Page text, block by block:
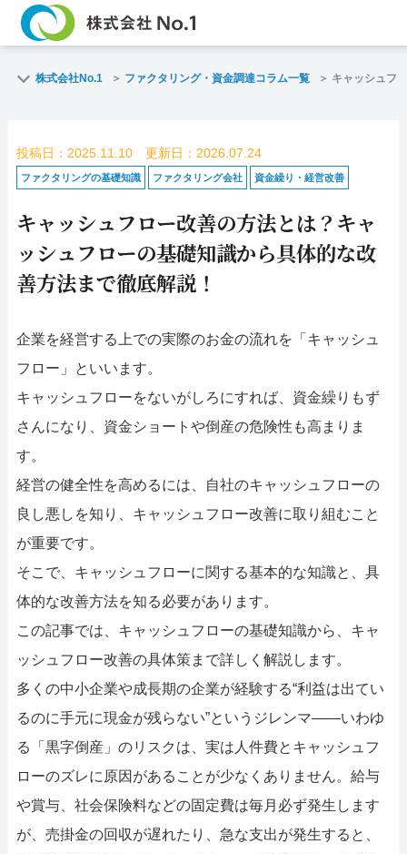
よくある質問 ファクタリン
企業情報 お問い合わせ
名古屋支店HP 福岡支店HP
お問合せ
査定依頼
052-414-4107
株式会社No.1 ファクタリング・資金調達コラム一覧 キャッシュフ
投稿日：2025.11.10 更新日：2026.07.24
ファクタリングの基礎知識 ファクタリング会社 資金繰り・経営改善
キャッシュフロー改善の方法とは？キャ
ッシュフローの基礎知識から具体的な改
善方法まで徹底解説！
企業を経営する上での実際のお金の流れを「キャッシュ
フロー」といいます。
キャッシュフローをないがしろにすれば、資金繰りもず
さんになり、資金ショートや倒産の危険性も高まりま
す。
経営の健全性を高めるには、自社のキャッシュフローの
良し悪しを知り、キャッシュフロー改善に取り組むこと
が重要です。
そこで、キャッシュフローに関する基本的な知識と、具
体的な改善方法を知る必要があります。
この記事では、キャッシュフローの基礎知識から、キャ
ッシュフロー改善の具体策まで詳しく解説します。
多くの中小企業や成長期の企業が経験する“利益は出てい
るのに手元に現金が残らない”というジレンマ――いわゆ
る「黒字倒産」のリスクは、実は人件費とキャッシュフ
ローのズレに原因があることが少なくありません。給与
や賞与、社会保険料などの固定費は毎月必ず発生します
が、売掛金の回収が遅れたり、急な支出が発生すると、